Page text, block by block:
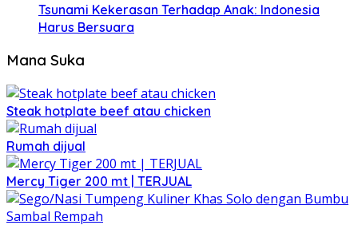
Tsunami Kekerasan Terhadap Anak: Indonesia
Harus Bersuara
Mana Suka
Steak hotplate beef atau chicken
Rumah dijual
Mercy Tiger 200 mt | TERJUAL